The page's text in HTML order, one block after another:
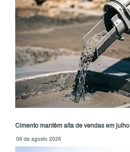
Cimento mantém alta de vendas em julho
06 de agosto 2026